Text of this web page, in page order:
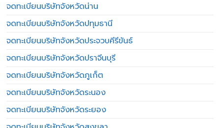
จดทะเบียนบริษัทจังหวัดน่าน
จดทะเบียนบริษัทจังหวัดปทุมธานี
จดทะเบียนบริษัทจังหวัดประจวบคีรีขันธ์
จดทะเบียนบริษัทจังหวัดปราจีนบุรี
จดทะเบียนบริษัทจังหวัดภูเก็ต
จดทะเบียนบริษัทจังหวัดระนอง
จดทะเบียนบริษัทจังหวัดระยอง